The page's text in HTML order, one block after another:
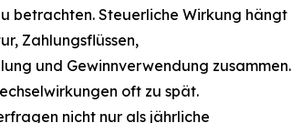
betrachten. Steuerliche Wirkung hängt
Zahlungsflüssen,
und Gewinnverwendung zusammen.
oft zu spät.
nicht nur als jährliche